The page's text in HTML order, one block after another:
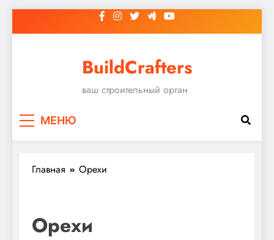
к
BuildCrafters
ваш строительный орган
МЕНЮ
Главная Орехи
Орехи